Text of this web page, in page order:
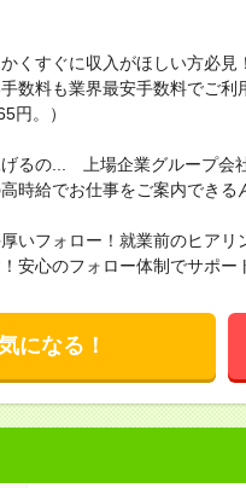
くすぐに収入がほしい方必
数料も業界最安手数料でご
円。）
るの... 上場企業グループ会
時給でお仕事をご案内できる
いフォロー！就業前のヒア
安心のフォロー体制でサポー
になる！